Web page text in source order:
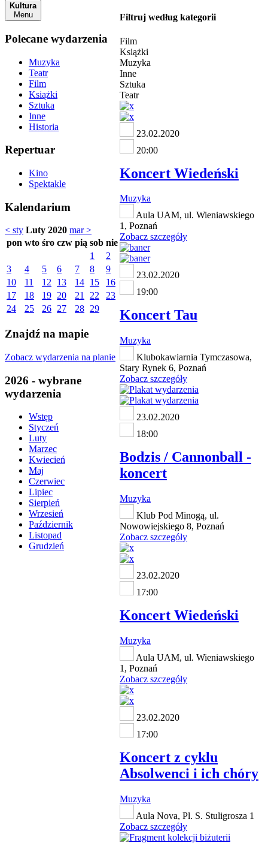
Kultura
Menu
Polecane wydarzenia
Muzyka
Teatr
Film
Książki
Sztuka
Inne
Historia
Repertuar
Kino
Spektakle
Kalendarium
< sty Luty 2020 mar >
pon wto śro czw pią sob nie
1
2
3
4 5 6 7 8
9
10
11 12 13 14 15
16
17
18 19 20 21 22
23
24
25 26 27 28 29
Znajdź na mapie
Zobacz wydarzenia na planie
2026 - wybrane
wydarzenia
Wstęp
Styczeń
Luty
Marzec
Kwiecień
Maj
Czerwiec
Lipiec
Sierpień
Wrzesień
Październik
Listopad
Grudzień
Filtruj według kategorii
Film
Książki
Muzyka
Inne
Sztuka
Teatr
23.02.2020
20:00
Koncert Wiedeński
Muzyka
Aula UAM, ul. Wieniawskiego
1, Poznań
Zobacz szczegóły
23.02.2020
19:00
Koncert Tau
Muzyka
Klubokawiarnia Tymczasowa,
Stary Rynek 6, Poznań
Zobacz szczegóły
23.02.2020
18:00
Bodzis / Cannonball -
koncert
Muzyka
Klub Pod Minogą, ul.
Nowowiejskiego 8, Poznań
Zobacz szczegóły
23.02.2020
17:00
Koncert Wiedeński
Muzyka
Aula UAM, ul. Wieniawskiego
1, Poznań
Zobacz szczegóły
23.02.2020
17:00
Koncert z cyklu
Absolwenci i ich chóry
Muzyka
Aula Nova, Pl. S. Stuligrosza 1
Zobacz szczegóły